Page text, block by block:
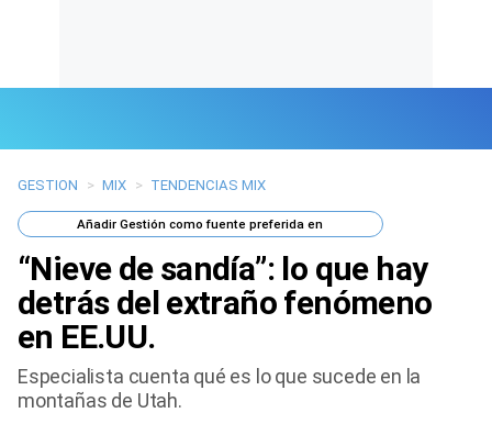
Últimas Noticias
Mi Bolsillo
Respuestas
Gente
Vida Laboral
GESTION > MIX > TENDENCIAS MIX
AñadirGestión como fuente preferida en
“Nieve de sandía”: lo que hay
detrás del extraño fenómeno
en EE.UU.
Especialista cuenta qué es lo que sucede en la
montañas de Utah.